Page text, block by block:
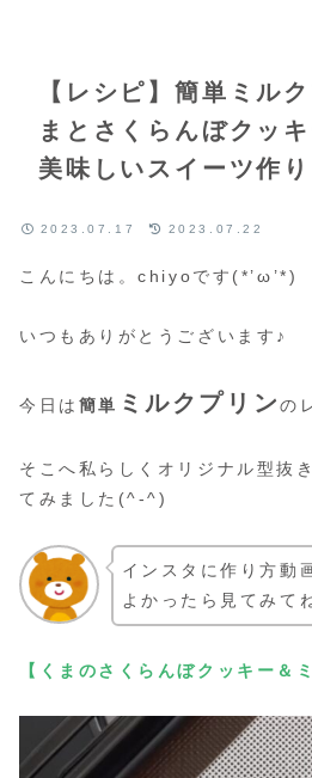
【レシピ】簡単ミル
まとさくらんぼクッ
美味しいスイーツ作り
2023.07.17 2023.07.22
こんにちは。chiyoです(*’ω’*)
いつもありがとうございます♪
今日は 簡単 ミルクプリンの
そこへ私らしくオリジナル型抜
てみました(^-^)
インスタに作り方動
よかったら見てみて
【くまのさくらんぼクッキー＆